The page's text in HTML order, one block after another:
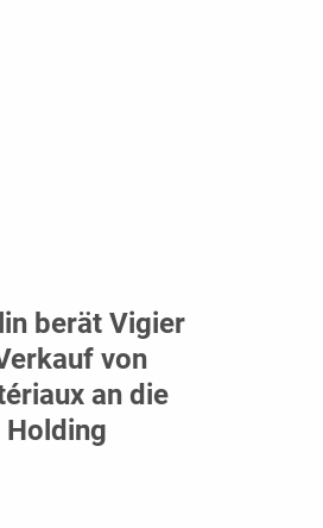
berät Vigier
von
an die
Holding